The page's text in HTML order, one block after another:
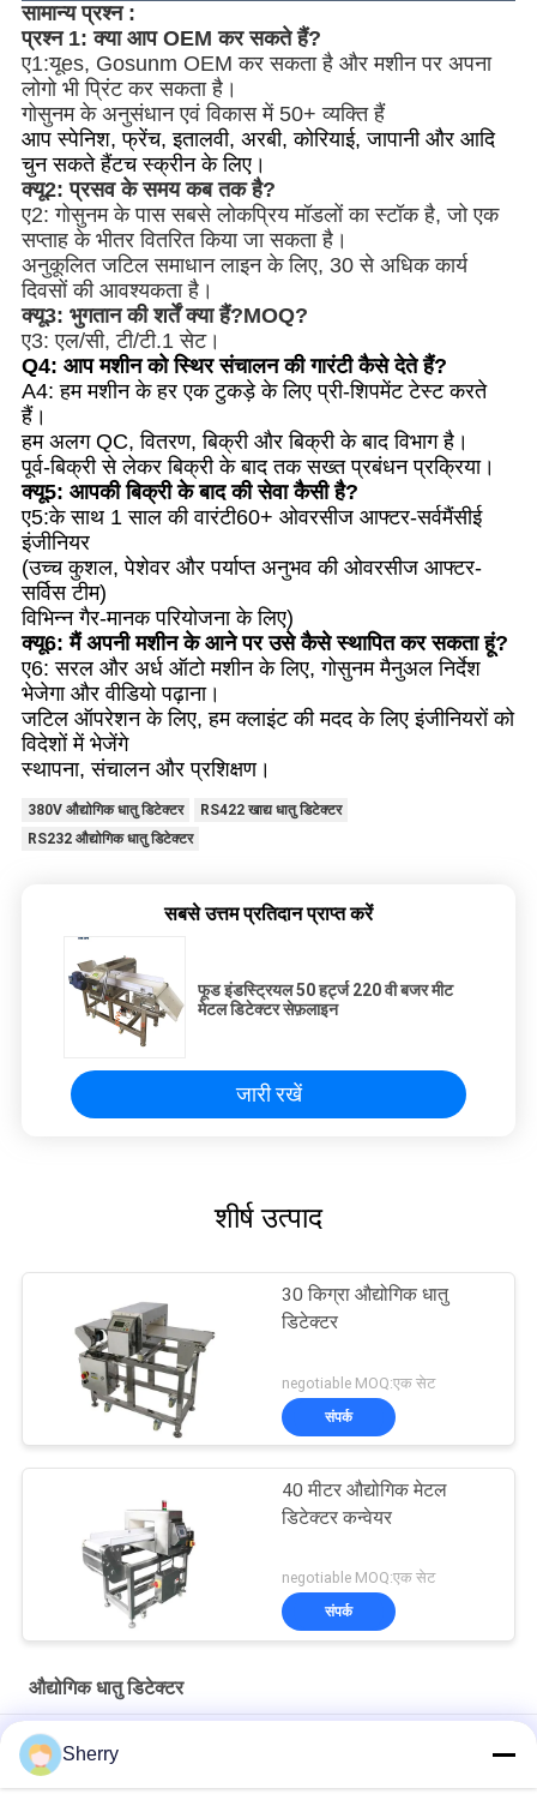
सामान्य प्रश्न :
प्रश्न 1: क्या आप OEM कर सकते हैं?
ए1:यूes, Gosunm OEM कर सकता है और मशीन पर अपना
लोगो भी प्रिंट कर सकता है।
गोसुनम के अनुसंधान एवं विकास में 50+ व्यक्ति हैं
आप स्पेनिश, फ्रेंच, इतालवी, अरबी, कोरियाई, जापानी और आदि
चुन सकते हैंटच स्क्रीन के लिए।
क्यू2: प्रसव के समय कब तक है?
ए2: गोसुनम के पास सबसे लोकप्रिय मॉडलों का स्टॉक है, जो एक
सप्ताह के भीतर वितरित किया जा सकता है।
अनुकूलित जटिल समाधान लाइन के लिए, 30 से अधिक कार्य
दिवसों की आवश्यकता है।
क्यू3: भुगतान की शर्तें क्या हैं?MOQ?
ए3: एल/सी, टी/टी.1 सेट।
Q4: आप मशीन को स्थिर संचालन की गारंटी कैसे देते हैं?
A4: हम मशीन के हर एक टुकड़े के लिए प्री-शिपमेंट टेस्ट करते
हैं।
हम अलग QC, वितरण, बिक्री और बिक्री के बाद विभाग है।
पूर्व-बिक्री से लेकर बिक्री के बाद तक सख्त प्रबंधन प्रक्रिया।
क्यू5: आपकी बिक्री के बाद की सेवा कैसी है?
ए5:के साथ 1 साल की वारंटी60+ ओवरसीज आफ्टर-सर्वमैंसीई
इंजीनियर
(उच्च कुशल, पेशेवर और पर्याप्त अनुभव की ओवरसीज आफ्टर-
सर्विस टीम)
विभिन्न गैर-मानक परियोजना के लिए)
क्यू6: मैं अपनी मशीन के आने पर उसे कैसे स्थापित कर सकता हूं?
ए6: सरल और अर्ध ऑटो मशीन के लिए, गोसुनम मैनुअल निर्देश
भेजेगा और वीडियो पढ़ाना।
जटिल ऑपरेशन के लिए, हम क्लाइंट की मदद के लिए इंजीनियरों को
विदेशों में भेजेंगे
स्थापना, संचालन और प्रशिक्षण।
380V औद्योगिक धातु डिटेक्टर
RS422 खाद्य धातु डिटेक्टर
RS232 औद्योगिक धातु डिटेक्टर
सबसे उत्तम प्रतिदान प्राप्त करें
फूड इंडस्ट्रियल 50 हर्ट्ज 220 वी बजर मीट
मेटल डिटेक्टर सेफ़लाइन
जारी रखें
शीर्ष उत्पाद
30 किग्रा औद्योगिक धातु
डिटेक्टर
negotiable MOQ:एक सेट
संपर्क
40 मीटर औद्योगिक मेटल
डिटेक्टर कन्वेयर
negotiable MOQ:एक सेट
संपर्क
औद्योगिक धातु डिटेक्टर
कन्वेयर बेल्ट जमे हुए खाद्य और सब्जी प्रसंस्करण औद्योगिक मेटल डिटेक्टर औद्योगिक
मेटल डिटेक्टर
Sherry